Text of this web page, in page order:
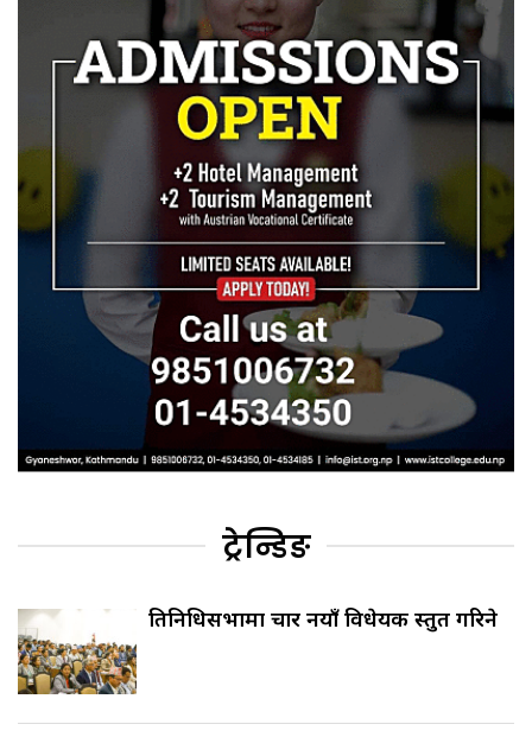
ट्रेन्डिङ
प्रतिनिधिसभामा चार नयाँ विधेयक प्रस्तुत गरिने